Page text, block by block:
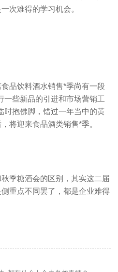
次难得的学习机会。
品饮料酒水销售*季尚有一段
一些新品的引进和市场营销工
时抱佛脚，错过一年当中的黄
将迎来食品酒类销售*季。
秋季糖酒会的区别，其实这二届
重点不同罢了，都是企业难得